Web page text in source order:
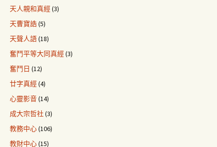
天人親和真經(3)
天曹寶誥(5)
天聲人語(18)
奮鬥平等大同真經(3)
奮鬥日 (12)
廿字真經(4)
心靈影音(14)
成大宗哲社(3)
教務中心(106)
教財中心(15)